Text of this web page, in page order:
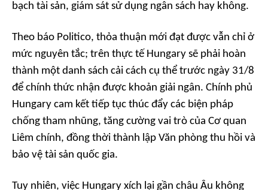
bạch tài sản, giám sát sử dụng ngân sách hay không.
Theo báo Politico, thỏa thuận mới đạt được vẫn chỉ ở
mức nguyên tắc; trên thực tế Hungary sẽ phải hoàn
thành một danh sách cải cách cụ thể trước ngày 31/8
để chính thức nhận được khoản giải ngân. Chính phủ
Hungary cam kết tiếp tục thúc đẩy các biện pháp
chống tham nhũng, tăng cường vai trò của Cơ quan
Liêm chính, đồng thời thành lập Văn phòng thu hồi và
bảo vệ tài sản quốc gia.
Tuy nhiên, việc Hungary xích lại gần châu Âu không